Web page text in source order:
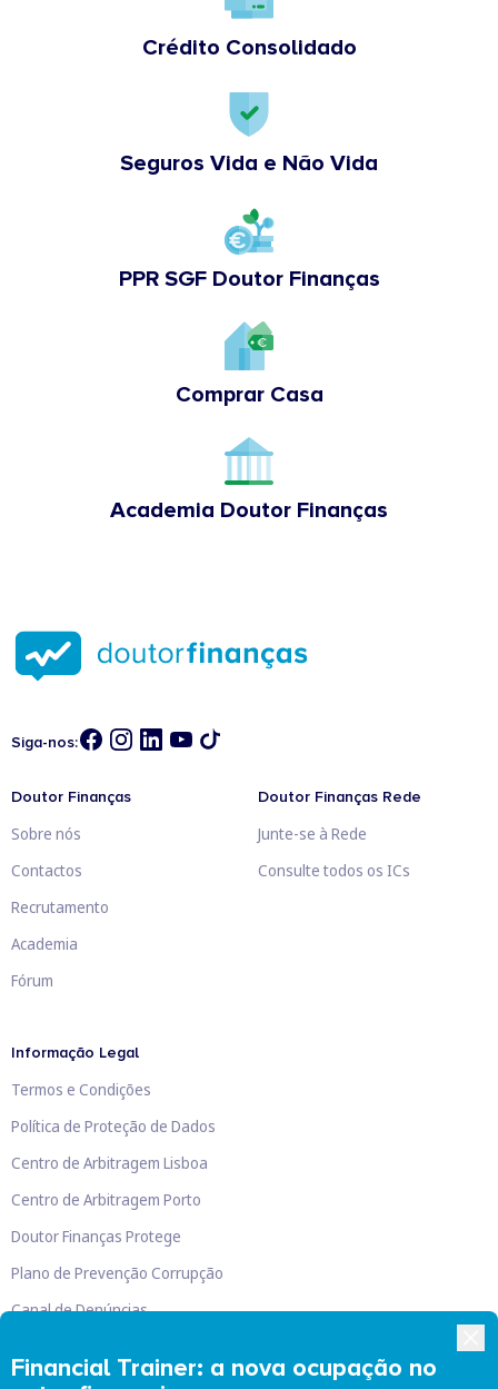
Crédito Consolidado
Seguros Vida e Não Vida
PPR SGF Doutor Finanças
Comprar Casa
Academia Doutor Finanças
Financial Trainer: a nova ocupação no
Siga-nos:
Doutor Finanças
Sobre nós
Contactos
Recrutamento
Academia
Fórum
Doutor Finanças Rede
Junte-se à Rede
Consulte todos os ICs
Informação Legal
Termos e Condições
Política de Proteção de Dados
Centro de Arbitragem Lisboa
Centro de Arbitragem Porto
Doutor Finanças Protege
Plano de Prevenção Corrupção
Canal de Denúncias